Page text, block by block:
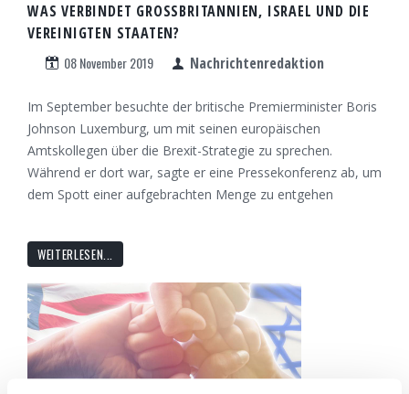
WAS VERBINDET GROSSBRITANNIEN, ISRAEL UND DIE V
EREINIGTEN STAATEN?
08 November 2019 Nachrichtenredaktion
Im September besuchte der britische Premierminister Boris
Johnson Luxemburg, um mit seinen europäischen
Amtskollegen über die Brexit-Strategie zu sprechen.
Während er dort war, sagte er eine Pressekonferenz ab, um
dem Spott einer aufgebrachten Menge zu entgehen
WEITERLESEN...